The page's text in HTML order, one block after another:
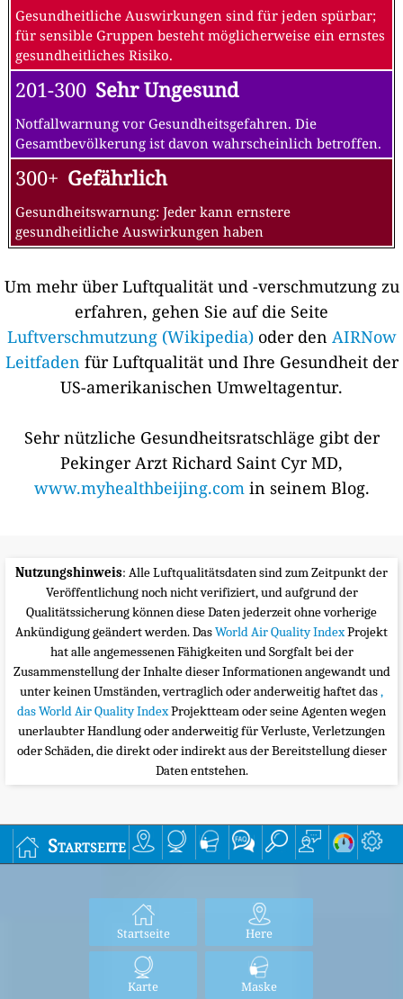
Gesundheitliche Auswirkungen sind für jeden spürbar;
für sensible Gruppen besteht möglicherweise ein ernstes
gesundheitliches Risiko.
201-300 Sehr Ungesund
Notfallwarnung vor Gesundheitsgefahren. Die
Gesamtbevölkerung ist davon wahrscheinlich betroffen.
300+ Gefährlich
Gesundheitswarnung: Jeder kann ernstere
gesundheitliche Auswirkungen haben
Um mehr über Luftqualität und -verschmutzung zu
erfahren, gehen Sie auf die Seite
Luftverschmutzung (Wikipedia)oder den AIRNow
Leitfaden für Luftqualität und Ihre Gesundheit der
US-amerikanischen Umweltagentur.
Sehr nützliche Gesundheitsratschläge gibt der
Pekinger Arzt Richard Saint Cyr MD,
www.myhealthbeijing.comin seinem Blog.
Nutzungshinweis: Alle Luftqualitätsdaten sind zum Zeitpunkt der
Veröffentlichung noch nicht verifiziert, und aufgrund der
Qualitätssicherung können diese Daten jederzeit ohne vorherige
Ankündigung geändert werden. DasWorld Air Quality IndexProjekt
hat alle angemessenen Fähigkeiten und Sorgfalt bei der
Zusammenstellung der Inhalte dieser Informationen angewandt und
unter keinen Umständen, vertraglich oder anderweitig haftet das,
das World Air Quality IndexProjektteam oder seine Agenten wegen
unerlaubter Handlung oder anderweitig für Verluste, Verletzungen
oder Schäden, die direkt oder indirekt aus der Bereitstellung dieser
Daten entstehen.
Startseite
Startseite Here
Karte Maske